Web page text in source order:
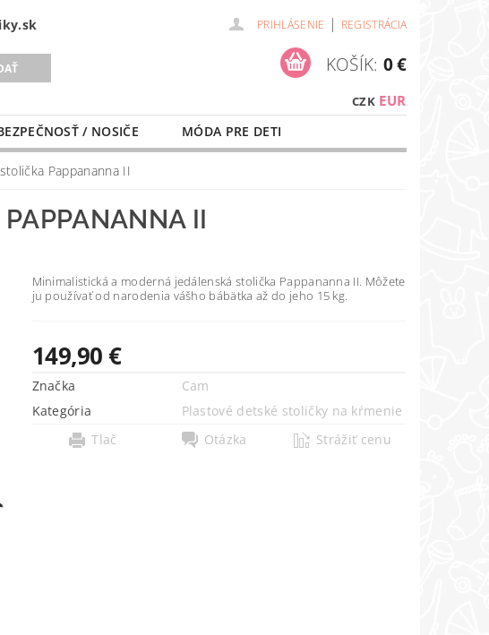
PRIHLÁSENIE | REGISTRÁCIA
CZK EUR
KOŠÍK: 0 €
/ NOSIČE
MÓDA PRE DETI
NAŠE SLUŽBY
Pappananna II
II
Minimalistická a moderná jedálenská stolička Pappananna II. Môžete
ju používať od narodenia vášho bábätka až do jeho 15 kg.
149,90 €
Značka
Cam
Kategória
Plastové detské stoličky na kŕmenie
Tlač
Otázka Strážiť cenu